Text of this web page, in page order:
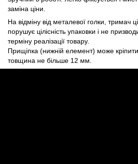
заміна ціни.
На відміну від металевої голки, тримач
порушує цілісність упаковки і не
терміну реалізації товару.
Прищіпка (нижній елемент) може
товщина не більше 12 мм.